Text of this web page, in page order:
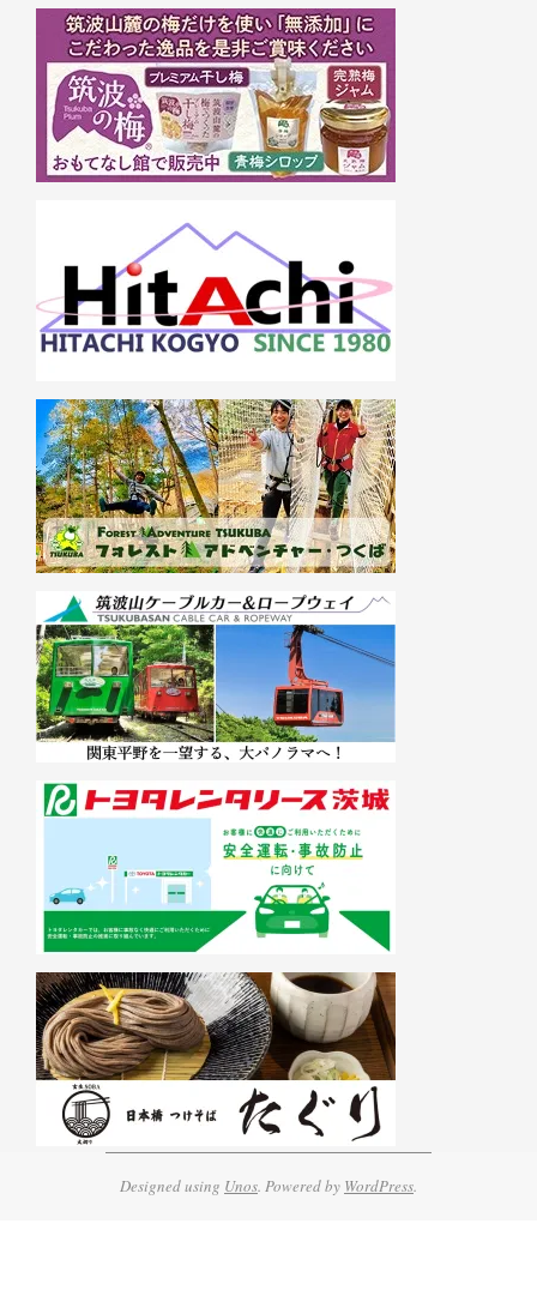
Designed using Unos. Powered by WordPress.